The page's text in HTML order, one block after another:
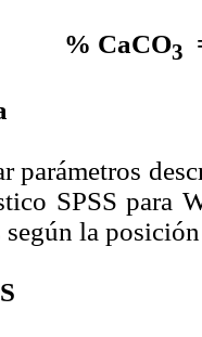
% CaCO3
parámetros
SPSS para
según la